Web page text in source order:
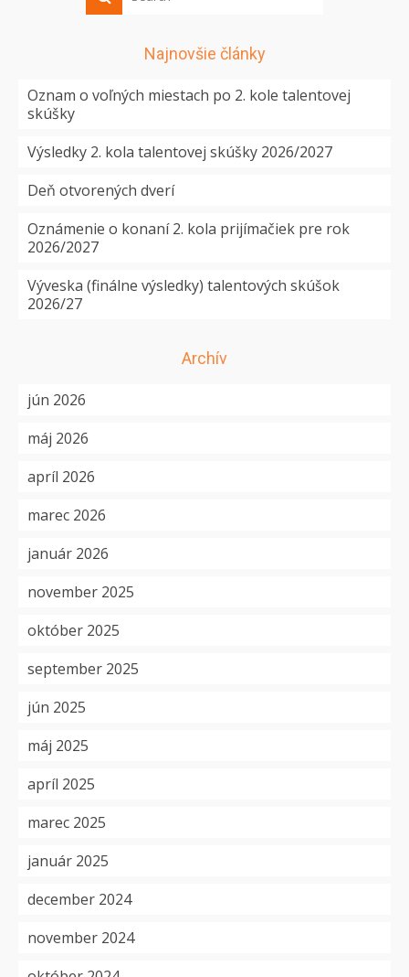
Najnovšie články
Oznam o voľných miestach po 2. kole talentovej
skúšky
Výsledky 2. kola talentovej skúšky 2026/2027
Deň otvorených dverí
Oznámenie o konaní 2. kola prijímačiek pre rok
2026/2027
Výveska (finálne výsledky) talentových skúšok
2026/27
Archív
jún 2026
máj 2026
apríl 2026
marec 2026
január 2026
november 2025
október 2025
september 2025
jún 2025
máj 2025
apríl 2025
marec 2025
január 2025
december 2024
november 2024